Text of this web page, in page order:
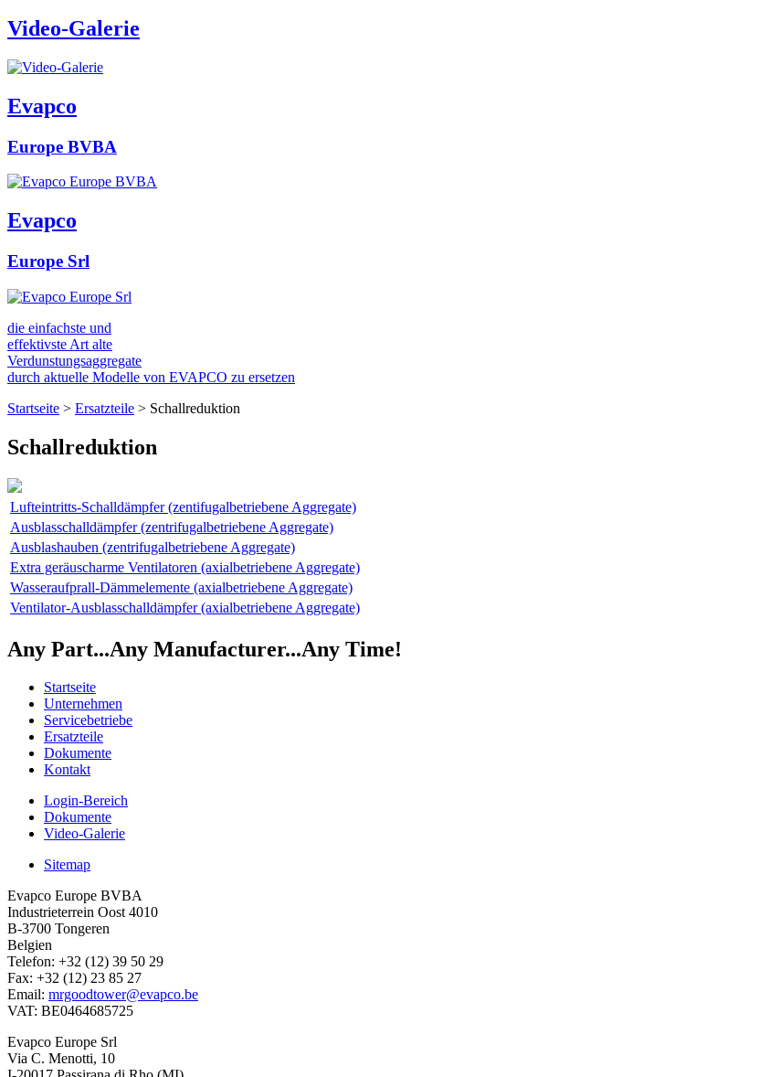
Video-Galerie
Evapco
Europe BVBA
Evapco
Europe Srl
die einfachste und
effektivste Art alte
Verdunstungsaggregate
durch aktuelle Modelle von EVAPCO zu ersetzen
Startseite > Ersatzteile > Schallreduktion
Schallreduktion
Lufteintritts-Schalldämpfer (zentifugalbetriebene Aggregate)
Ausblasschalldämpfer (zentrifugalbetriebene Aggregate)
Ausblashauben (zentrifugalbetriebene Aggregate)
Extra geräuscharme Ventilatoren (axialbetriebene Aggregate)
Wasseraufprall-Dämmelemente (axialbetriebene Aggregate)
Ventilator-Ausblasschalldämpfer (axialbetriebene Aggregate)
Any Part...Any Manufacturer...Any Time!
Startseite
Unternehmen
Servicebetriebe
Ersatzteile
Dokumente
Kontakt
Login-Bereich
Dokumente
Video-Galerie
Sitemap
Evapco Europe BVBA
Industrieterrein Oost 4010
B-3700 Tongeren
Belgien
Telefon: +32 (12) 39 50 29
Fax: +32 (12) 23 85 27
Email: mrgoodtower@evapco.be
VAT: BE0464685725
Evapco Europe Srl
Via C. Menotti, 10